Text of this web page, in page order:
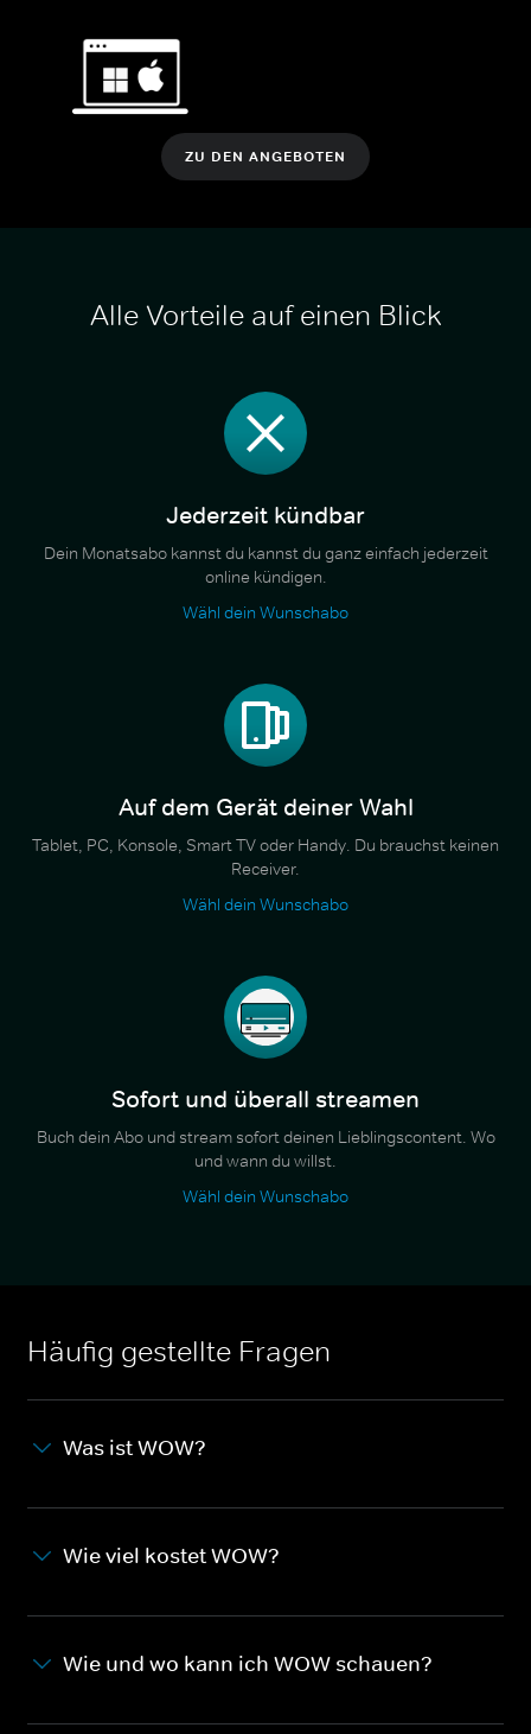
ZU DEN ANGEBOTEN
Alle Vorteile auf einen Blick
Jederzeit kündbar
Dein Monatsabo kannst du kannst du ganz einfach jederzeit
online kündigen.
Wähl dein Wunschabo
Auf dem Gerät deiner Wahl
Tablet, PC, Konsole, Smart TV oder Handy. Du brauchst keinen
Receiver.
Wähl dein Wunschabo
Sofort und überall streamen
Buch dein Abo und stream sofort deinen Lieblingscontent. Wo
und wann du willst.
Wähl dein Wunschabo
Häufig gestellte Fragen
Was ist WOW?
Wie viel kostet WOW?
Wie und wo kann ich WOW schauen?